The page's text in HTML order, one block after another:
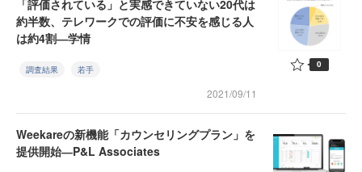
「評価されている」と実感できていない20代は
約半数、テレワークでの評価に不安を感じる人
は約4割―学情
調査結果 若手
2021/09/11
0
Weekareの新機能「カウンセリングプラン」を
提供開始―P&L Associates